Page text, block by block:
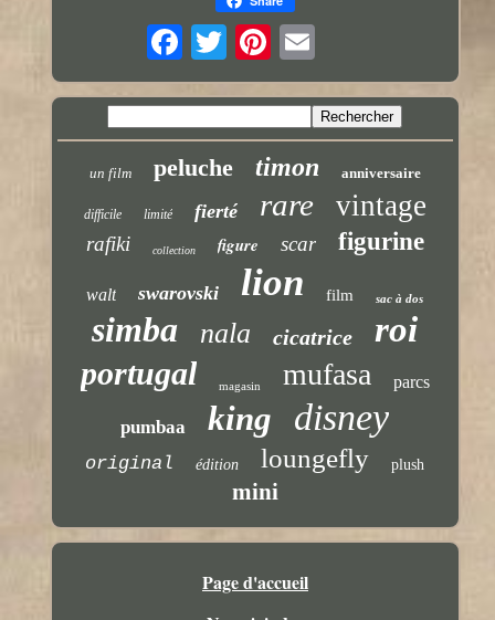
un film peluche timon anniversaire
difficile limité fierté rare vintage
rafiki collection figure scar figurine
walt swarovski lion film sac à dos
simba nala cicatrice roi
portugal magasin mufasa parcs
pumbaa king disney
original édition loungefly plush
mini
Page d'accueil